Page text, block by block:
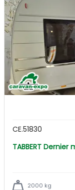
CE.51830
TABBERT
2000 kg